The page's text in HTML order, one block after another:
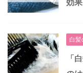
効
白髪
「